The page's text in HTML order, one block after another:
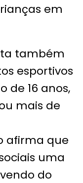
em
também
esportivos
de 16 anos,
mais de
afirma que
uma
do